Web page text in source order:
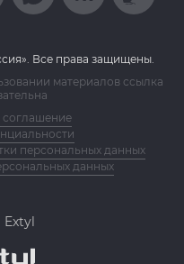
Все права защищены.
материалов ссылка
соглашение
персональных данных
данных
Extyl